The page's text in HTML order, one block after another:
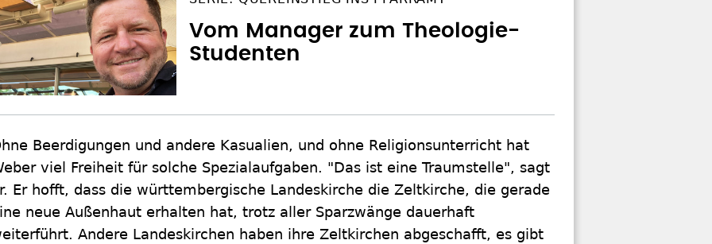
Vom Manager zum Theologie-
Studenten
Beerdigungen und andere Kasualien, und ohne Religionsunterricht hat
viel Freiheit für solche Spezialaufgaben. "Das ist eine Traumstelle", sagt
Er hofft, dass die württembergische Landeskirche die Zeltkirche, die gerade
neue Außenhaut erhalten hat, trotz aller Sparzwänge dauerhaft
Andere Landeskirchen haben ihre Zeltkirchen abgeschafft, es gibt